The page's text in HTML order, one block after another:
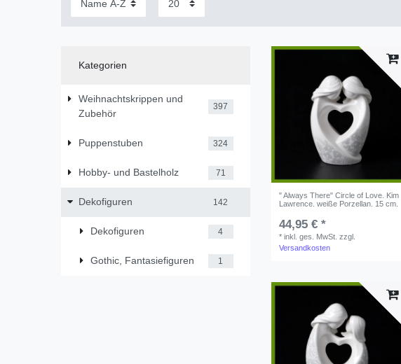
Kategorien
Weihnachtskrippen und
Zubehör
397
Puppenstuben 324
Hobby- und Bastelholz 71
Dekofiguren 142
Dekofiguren 4
Gothic, Fantasiefiguren 1
" Always There" Circle of Love. Kim
Lawrence. weiße Porzellan. 15 cm.
44,95 € *
*inkl. ges. MwSt. zzgl.
Versandkosten